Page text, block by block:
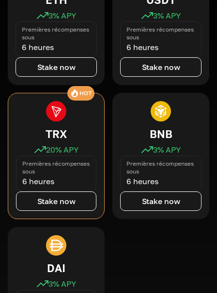
3% APY
Premières récompenses
sous
6 heures
Stake now
3% APY
Premières récompenses
sous
6 heures
Stake now
HOT
TRX
20% APY
Premières récompenses
sous
6 heures
Stake now
BNB
3% APY
Premières récompenses
sous
6 heures
Stake now
DAI
3% APY